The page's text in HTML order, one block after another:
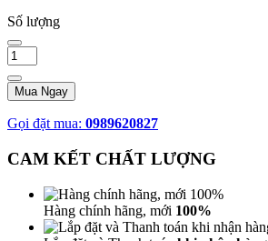
Số lượng
Mua Ngay
Gọi đặt mua: 0989620827
CAM KẾT CHẤT LƯỢNG
Hàng chính hãng, mới 100%